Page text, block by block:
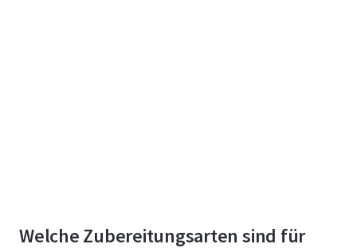
Welche Zubereitungsarten sind für